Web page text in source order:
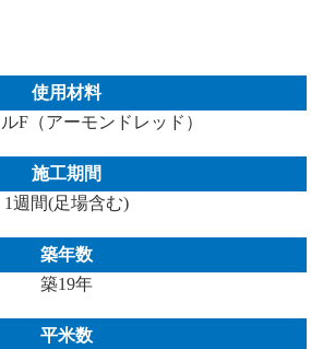
使用材料
F（アーモンドレッド）
施工期間
1週間(足場含む)
築年数
築19年
平米数